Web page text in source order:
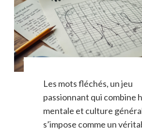
Les mots fléchés, un jeu
passionnant qui combine
mentale et culture
s’impose comme un